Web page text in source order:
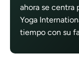
ahora se centra
Yoga
tiempo con su